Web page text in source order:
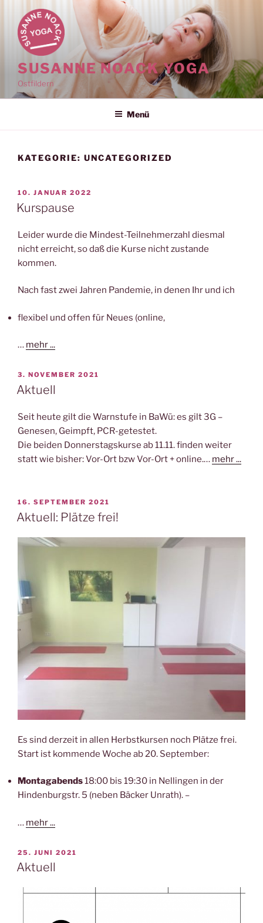
Inhalt
springen
SUSANNE NOACK YOGA
Ostfildern
Menü
KATEGORIE: UNCATEGORIZED
VERÖFFENTLICHT
AM
10. JANUAR 2022
Kurspause
Leider wurde die Mindest-Teilnehmerzahl diesmal
nicht erreicht, so daß die Kurse nicht zustande
kommen.
Nach fast zwei Jahren Pandemie, in denen Ihr und ich
flexibel und offen für Neues (online,
… mehr ...
VERÖFFENTLICHT
AM
3. NOVEMBER 2021
Aktuell
Seit heute gilt die Warnstufe in BaWü: es gilt 3G –
Genesen, Geimpft, PCR-getestet.
Die beiden Donnerstagskurse ab 11.11. finden weiter
statt wie bisher: Vor-Ort bzw Vor-Ort + online.… mehr ...
VERÖFFENTLICHT
AM
16. SEPTEMBER 2021
Aktuell: Plätze frei!
Es sind derzeit in allen Herbstkursen noch Plätze frei.
Start ist kommende Woche ab 20. September:
Montagabends18:00 bis 19:30 in Nellingen in der
Hindenburgstr. 5 (neben Bäcker Unrath). –
… mehr ...
VERÖFFENTLICHT
AM
25. JUNI 2021
Aktuell